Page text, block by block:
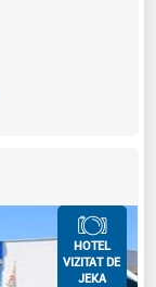
HOTEL
VIZITAT DE
JEKA